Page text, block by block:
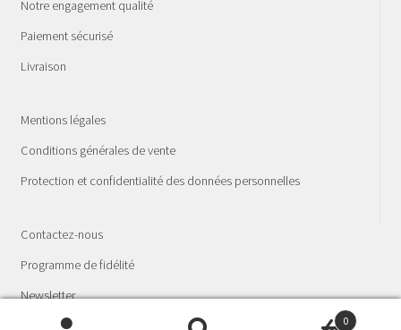
Notre engagement qualité
Paiement sécurisé
Livraison
Mentions légales
Conditions générales de vente
Protection et confidentialité des données personnelles
Contactez-nous
Programme de fidélité
Newsletter
© La Fée Spagyria - Laboratoire phyto-spagyrique 2026
0